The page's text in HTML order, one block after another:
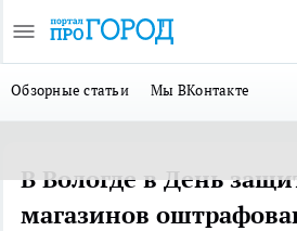
Обзорные статьи Мы ВКонтакте
В Вологде в День
магазинов